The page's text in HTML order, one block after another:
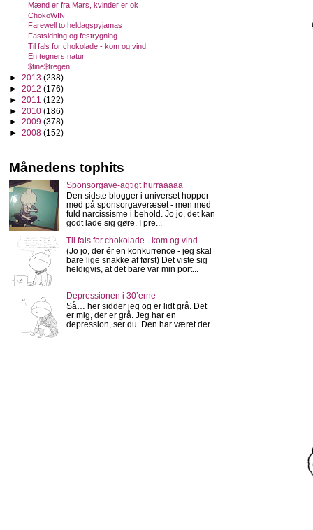
Mænd er fra Mars, kvinder er ok
ChokoWIN
Farewell to heldagspyjamas
Fastsidning og festrygning
Til fals for chokolade - kom og vind
En tegners natur
$tine$tregen
► 2013 (238)
► 2012 (176)
► 2011 (122)
► 2010 (186)
► 2009 (378)
► 2008 (152)
Månedens tophits
Sponsorgave-agtigt hurraaaaa
Den sidste blogger i universet hopper
med på sponsorgaveræset - men med
fuld narcissisme i behold. Jo jo, det kan
godt lade sig gøre. I pre...
Til fals for chokolade - kom og vind
(Jo jo, der ér en konkurrence - jeg skal
bare lige snakke af først) Det viste sig
heldigvis, at det bare var min port...
Depressionen i 30’erne
Så… her sidder jeg og er lidt grå. Det
er mig, der er grå. Jeg har en
depression, ser du. Den har været der...